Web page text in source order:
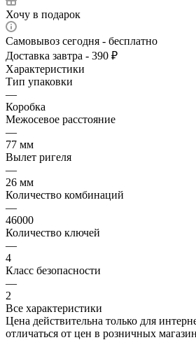
Хочу в подарок
Самовывоз сегодня - бесплатно
Доставка завтра - 390 ₽
Характеристики
Тип упаковки
—
Коробка
Межосевое расстояние
—
77 мм
Вылет ригеля
—
26 мм
Количество комбинаций
—
46000
Количество ключей
—
4
Класс безопасности
—
2
Все характеристики
Цена действительна только для
отличаться от цен в розничных